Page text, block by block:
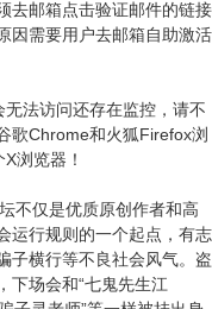
去邮箱点击验证邮件的链接
因需要用户去邮箱自助激活
法访问还存在监控，请不
歌Chrome和火狐Firefox浏
浏览器！
不仅是优质原创作者和高
运行规则的一个起点，有志
子横行等不良社会风气。盗
下场会和“七鬼先生江